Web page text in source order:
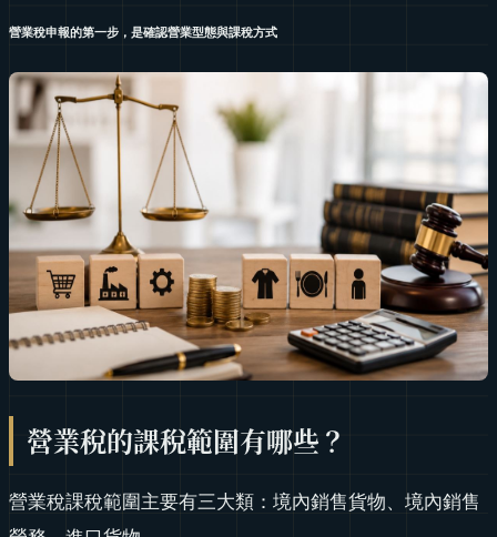
營業稅申報的第一步，是確認營業型態與課稅方式
營業稅的課稅範圍有哪些？
營業稅課稅範圍主要有三大類：境內銷售貨物、境內銷售